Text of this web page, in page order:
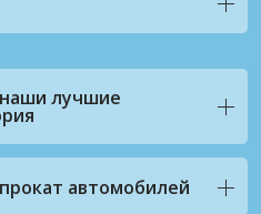
лучшие
автомобилей